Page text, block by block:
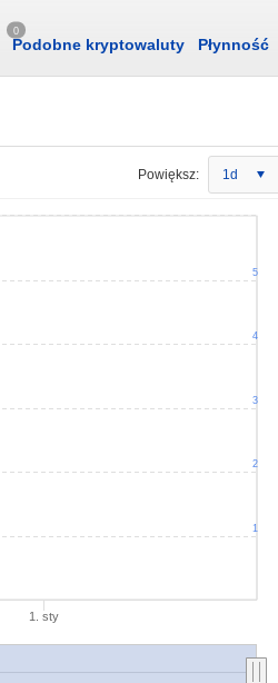
0
Podobne kryptowaluty Płynność
Powiększ: 1d
1. sty
1
2
3
4
5